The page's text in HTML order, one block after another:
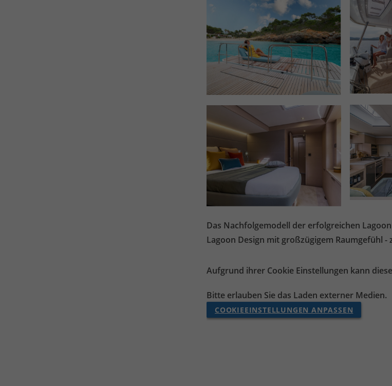
Das Nachfolgemodell der erfolgreichen
Lagoon Design mit großzügigem Raumgefühl
Aufgrund ihrer Cookie Einstellungen kann
Bitte erlauben Sie das Laden externer Medien.
COOKIEEINSTELLUNGEN ANPASSEN